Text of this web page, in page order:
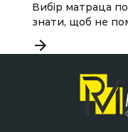
Вибір матраца
знати, щоб не